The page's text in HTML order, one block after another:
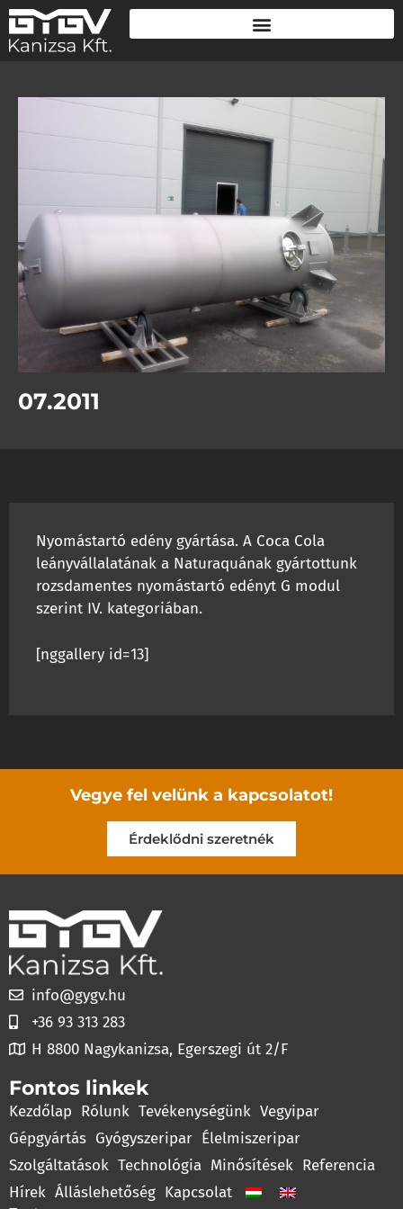
07.2011
Nyomástartó edény gyártása. A Coca Cola
leányvállalatának a Naturaquának gyártottunk
rozsdamentes nyomástartó edényt G modul
szerint IV. kategoriában.
[nggallery id=13]
Vegye fel velünk a kapcsolatot!
Érdeklődni szeretnék
info@gygv.hu
+36 93 313 283
H 8800 Nagykanizsa, Egerszegi út 2/F
Fontos linkek
Kezdőlap Rólunk Tevékenységünk Vegyipar
Gépgyártás Gyógyszeripar Élelmiszeripar
Szolgáltatások Technológia Minősítések Referencia
Hírek Álláslehetőség Kapcsolat